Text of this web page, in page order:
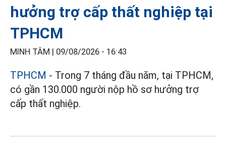
hưởng trợ cấp thất nghiệp tại
TPHCM
MINH TÂM | 09/08/2026 - 16:43
TPHCM - Trong 7 tháng đầu năm, tại TPHCM,
có gần 130.000 người nộp hồ sơ hưởng trợ
cấp thất nghiệp.